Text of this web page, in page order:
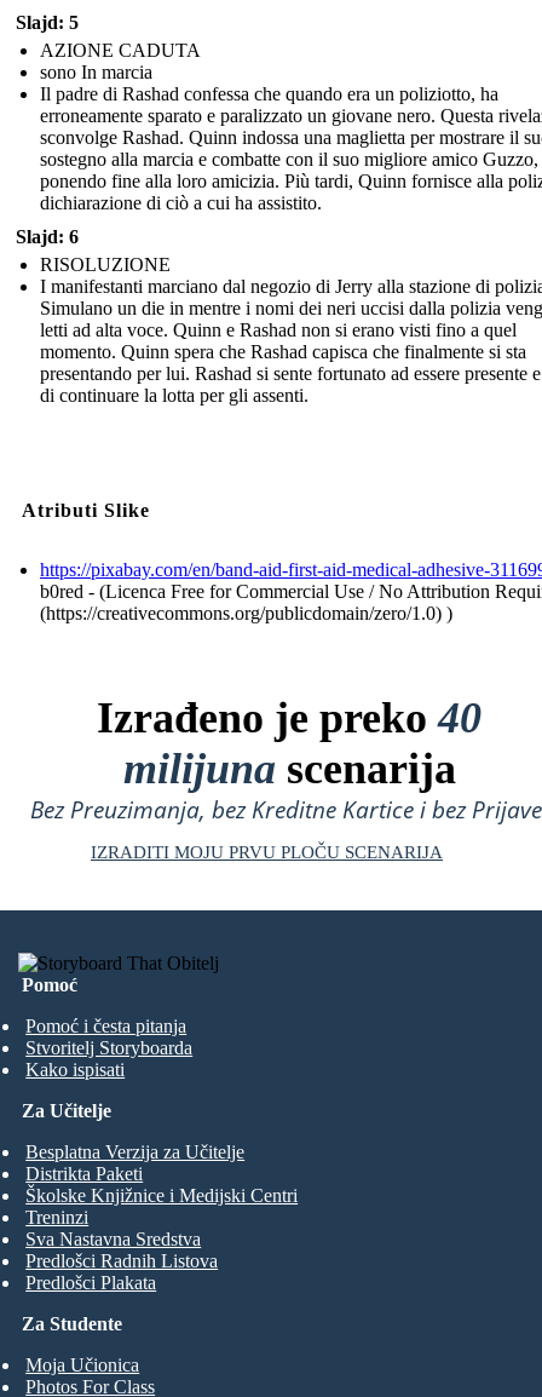
Slajd: 5
AZIONE CADUTA
sono In marcia
Il padre di Rashad confessa che quando era un poliziotto, ha
erroneamente sparato e paralizzato un giovane nero. Questa
sconvolge Rashad. Quinn indossa una maglietta per mostrare il
sostegno alla marcia e combatte con il suo migliore amico Guzzo,
ponendo fine alla loro amicizia. Più tardi, Quinn fornisce alla
dichiarazione di ciò a cui ha assistito.
Slajd: 6
RISOLUZIONE
I manifestanti marciano dal negozio di Jerry alla stazione di
Simulano un die in mentre i nomi dei neri uccisi dalla polizia
letti ad alta voce. Quinn e Rashad non si erano visti fino a quel
momento. Quinn spera che Rashad capisca che finalmente si sta
presentando per lui. Rashad si sente fortunato ad essere presente
di continuare la lotta per gli assenti.
Atributi Slike
https://pixabay.com/en/band-aid-first-aid-medical-adhesive-
b0red - (Licenca Free for Commercial Use / No Attribution
(https://creativecommons.org/publicdomain/zero/1.0) )
Izrađeno je preko40
milijuna scenarija
Bez Preuzimanja, bez Kreditne Kartice i bez
IZRADITI MOJU PRVU PLOČU SCENARIJA
Pomoć
Pomoć i česta pitanja
Stvoritelj Storyboarda
Kako ispisati
Za Studente
Moja Učionica
Photos For Class
Za Učitelje
Besplatna Verzija za Učitelje
Distrikta Paketi
Školske Knjižnice i Medijski Centri
Treninzi
Sva Nastavna Sredstva
Predlošci Radnih Listova
Predlošci Plakata